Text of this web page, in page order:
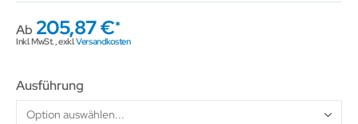
Ab 205,87 €
Inkl. MwSt. ,exkl.Versandkosten
Ausführung